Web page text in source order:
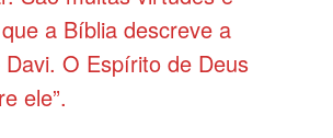
a Bíblia descreve a
O Espírito de Deus
ele”.